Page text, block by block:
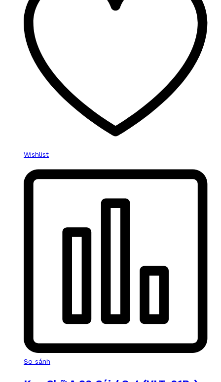
Wishlist
So sánh